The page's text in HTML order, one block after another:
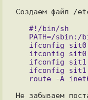
Создаем файл /